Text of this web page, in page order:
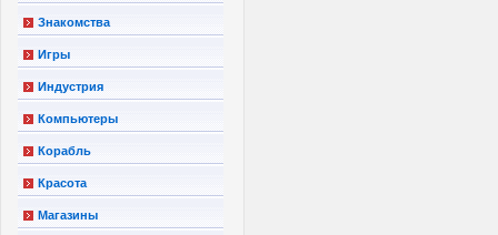
Знакомства
Игры
Индустрия
Компьютеры
Корабль
Красота
Магазины